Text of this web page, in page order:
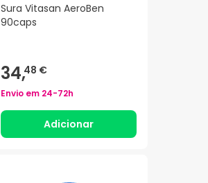
Sura Vitasan AeroBen
90caps
34,48 €
Envio em 24-72h
Adicionar